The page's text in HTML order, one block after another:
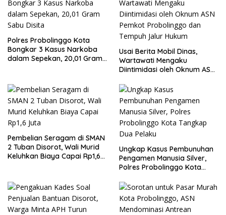
Polres Probolinggo Kota
Bongkar 3 Kasus Narkoba
dalam Sepekan, 20,01 Gram
Usai Berita Mobil Dinas,
Wartawati Mengaku
Diintimidasi oleh Oknum ASN
Tempuh Jalur Hukum
Pembelian Seragam di SMAN
2 Tuban Disorot, Wali Murid
Keluhkan Biaya Capai Rp1,6
Ungkap Kasus Pembunuhan
Pengamen Manusia Silver,
Polres Probolinggo Kota